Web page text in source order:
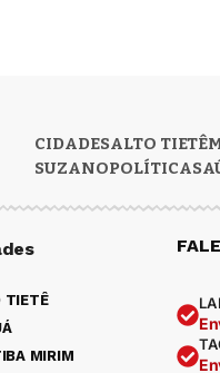
CIDADESALTO TIETÊ
SUZANOPOLÍTICA
TIETÊ
MIRIM